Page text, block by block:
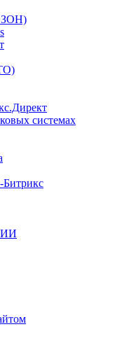
системах
Битрикс
ИИ